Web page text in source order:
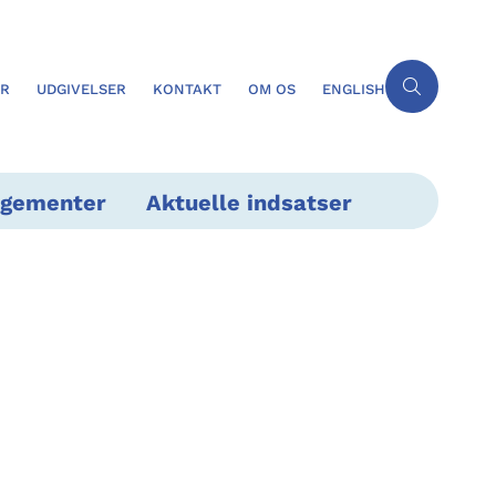
UDGIVELSER KONTAKT OM OS ENGLISH
Aktuelle indsatser